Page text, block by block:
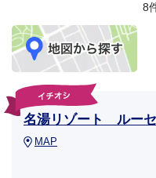
8
名湯リゾート ルー
MAP